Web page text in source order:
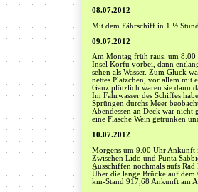
08.07.2012
Mit dem Fährschiff in 1 ½
09.07.2012
Am Montag früh raus, um
Insel Korfu vorbei, dann
sehen als Wasser. Zum Glück
nettes Plätzchen, vor allem mit
Ganz plötzlich waren sie dann
Im Fahrwasser des Schiffes
Sprüngen durchs Meer
Abendessen an Deck war nicht
eine Flasche Wein getrunken
10.07.2012
Morgens um 9.00 Uhr Ankunft
Zwischen Lido und Punta
Ausschiffen nochmals aufs
Über die lange Brücke auf
km-Stand 917,68 Ankunft am